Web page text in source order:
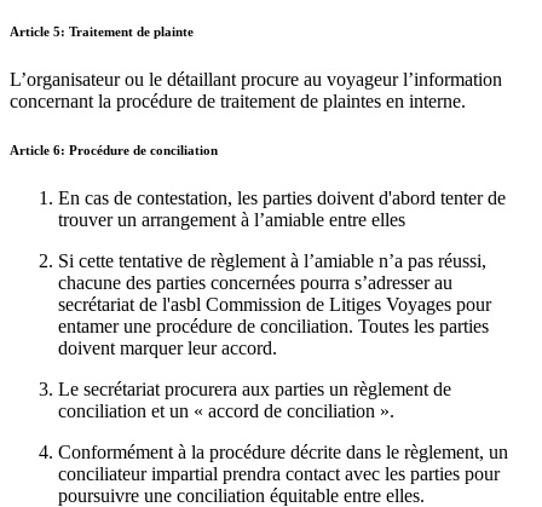
Article 5: Traitement de plainte
L’organisateur ou le détaillant procure au voyageur l’information
concernant la procédure de traitement de plaintes en interne.
Article 6: Procédure de conciliation
En cas de contestation, les parties doivent d'abord tenter de
trouver un arrangement à l’amiable entre elles
Si cette tentative de règlement à l’amiable n’a pas réussi,
chacune des parties concernées pourra s’adresser au
secrétariat de l'asbl Commission de Litiges Voyages pour
entamer une procédure de conciliation. Toutes les parties
doivent marquer leur accord.
Le secrétariat procurera aux parties un règlement de
conciliation et un « accord de conciliation ».
Conformément à la procédure décrite dans le règlement, un
conciliateur impartial prendra contact avec les parties pour
poursuivre une conciliation équitable entre elles.